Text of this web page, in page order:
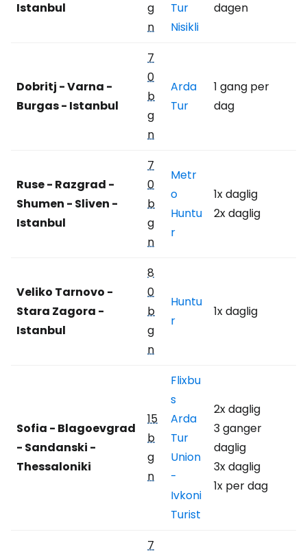
Istanbul
g
n
Tur
Nisikli
dagen
Dobritj - Varna -
Burgas - Istanbul
7
0
b
g
n
Arda
Tur
1 gang per
dag
Ruse - Razgrad -
Shumen - Sliven -
Istanbul
7
0
b
g
n
Metr
o
Huntu
r
1x daglig
2x daglig
Veliko Tarnovo -
Stara Zagora -
Istanbul
8
0
b
g
n
Huntu
r
1x daglig
Sofia - Blagoevgrad
- Sandanski -
Thessaloniki
15
b
g
n
Flixbu
s
Arda
Tur
Union
-
Ivkoni
Turist
2x daglig
3 ganger
daglig
3x daglig
1x per dag
7